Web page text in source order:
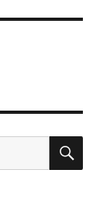
検